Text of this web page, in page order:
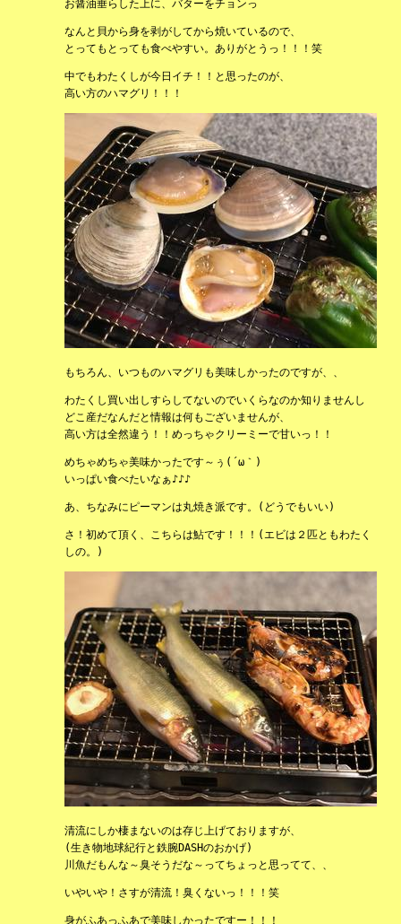
お醤油垂らした上に、バターをチョンっ
なんと貝から身を剥がしてから焼いているので、
とってもとっても食べやすい。ありがとうっ！！！笑
中でもわたくしが今日イチ！！と思ったのが、
高い方のハマグリ！！！
もちろん、いつものハマグリも美味しかったのですが、、
わたくし買い出しすらしてないのでいくらなのか知りませんし
どこ産だなんだと情報は何もございませんが、
高い方は全然違う！！めっちゃクリーミーで甘いっ！！
めちゃめちゃ美味かったです～ぅ(´ω｀)
いっぱい食べたいなぁ♪♪♪
あ、ちなみにピーマンは丸焼き派です。(どうでもいい)
さ！初めて頂く、こちらは鮎です！！！(エビは２匹ともわたく
しの。)
清流にしか棲まないのは存じ上げておりますが、
(生き物地球紀行と鉄腕DASHのおかげ)
川魚だもんな～臭そうだな～ってちょっと思ってて、、
いやいや！さすが清流！臭くないっ！！！笑
身がふあっふあで美味しかったですー！！！